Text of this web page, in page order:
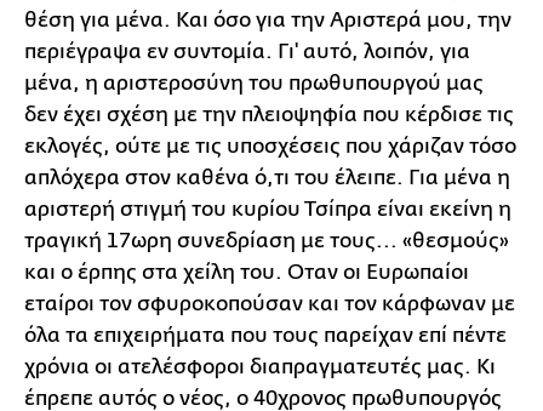
θέση για μένα. Και όσο για την Αριστερά μου, την
περιέγραψα εν συντομία. Γι' αυτό, λοιπόν, για
μένα, η αριστεροσύνη του πρωθυπουργού μας
δεν έχει σχέση με την πλειοψηφία που κέρδισε τις
εκλογές, ούτε με τις υποσχέσεις που χάριζαν τόσο
απλόχερα στον καθένα ό,τι του έλειπε. Για μένα η
αριστερή στιγμή του κυρίου Τσίπρα είναι εκείνη η
τραγική 17ωρη συνεδρίαση με τους... «θεσμούς»
και ο έρπης στα χείλη του. Οταν οι Ευρωπαίοι
εταίροι τον σφυροκοπούσαν και τον κάρφωναν με
όλα τα επιχειρήματα που τους παρείχαν επί πέντε
χρόνια οι ατελέσφοροι διαπραγματευτές μας. Κι
έπρεπε αυτός ο νέος, ο 40χρονος πρωθυπουργός